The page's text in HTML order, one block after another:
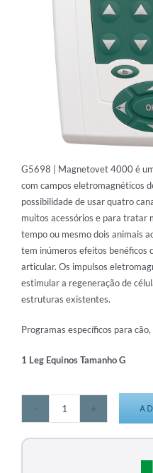
G5698 | Magnetovet 4000 é
com campos eletromagnéticos
possibilidade de usar quatro
muitos acessórios e para tratar
tempo ou mesmo dois animais
tem inúmeros efeitos benéficos
articular. Os impulsos
estimular a regeneração de
estruturas existentes.
Programas específicos para
1 Leg Equinos Tamanho G
MAGNETOVET